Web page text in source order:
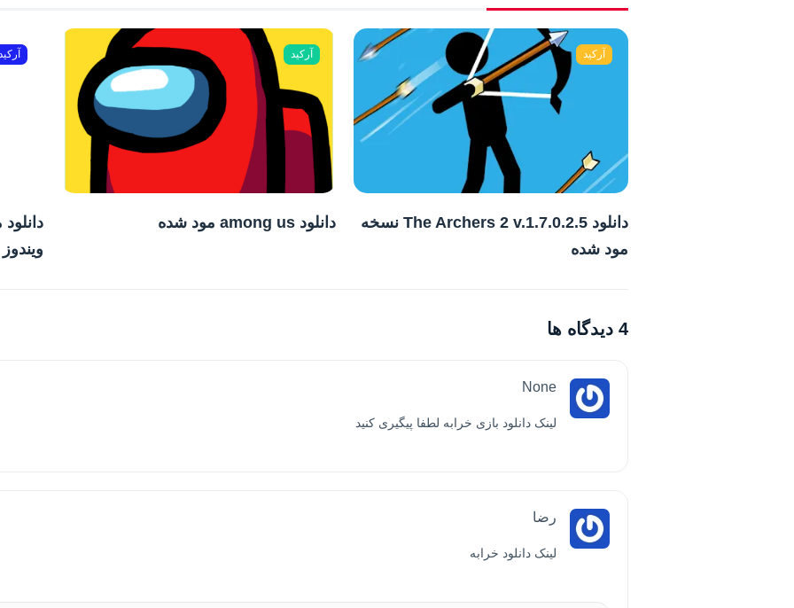
آرکید
دانلود The Archers 2 v.1.7.0.2.5 نسخه
مود شده
آرکید
دانلود among us مود شده
4 دیدگاه ها
None
لینک دانلود بازی خرابه لطفا پیگیری کنید
رضا
لینک دانلود خرابه